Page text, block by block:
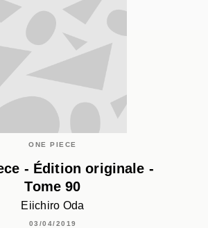
ONE PIECE
- Édition originale -
Tome 90
Eiichiro Oda
03/04/2019